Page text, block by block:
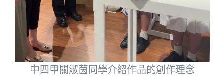
中四甲關淑茵同學介紹作品的創作理念